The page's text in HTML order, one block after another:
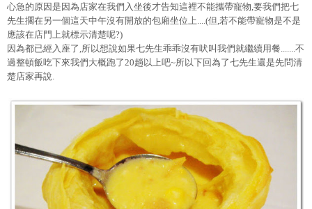
心急的原因是因為店家在我們入坐後才告知這裡不能攜帶寵物,要我們把七
先生擱在另一個這天中午沒有開放的包廂坐位上....(但,若不能帶寵物是不是
應該在店門上就標示清楚呢?)
因為都已經入座了,所以想說如果七先生乖乖沒有吠叫我們就繼續用餐.......不
過整頓飯吃下來我們大概跑了20趟以上吧~所以下回為了七先生還是先問清
楚店家再說.